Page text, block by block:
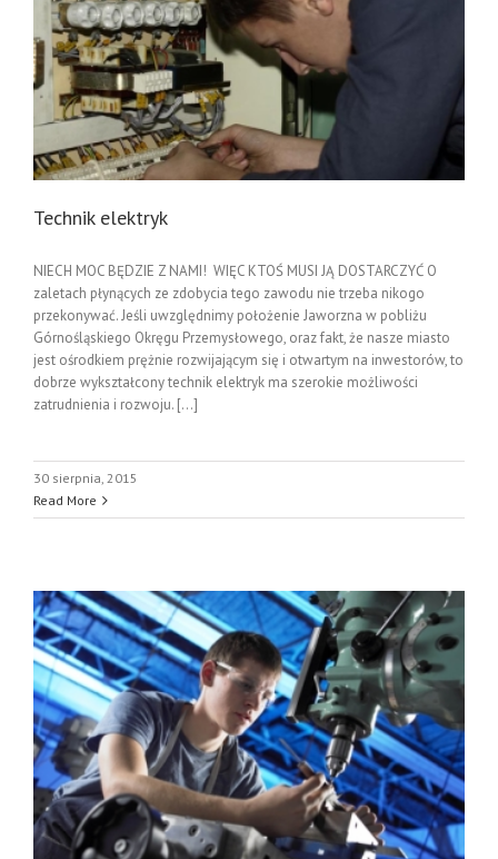
Technik elektryk
NIECH MOC BĘDZIE Z NAMI! WIĘC KTOŚ MUSI JĄ DOSTARCZYĆ O
zaletach płynących ze zdobycia tego zawodu nie trzeba nikogo
przekonywać. Jeśli uwzględnimy położenie Jaworzna w pobliżu
Górnośląskiego Okręgu Przemysłowego, oraz fakt, że nasze miasto
jest ośrodkiem prężnie rozwijającym się i otwartym na inwestorów, to
dobrze wykształcony technik elektryk ma szerokie możliwości
zatrudnienia i rozwoju. [...]
30 sierpnia, 2015
Read More